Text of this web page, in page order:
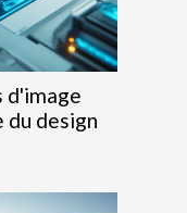
d'image
design